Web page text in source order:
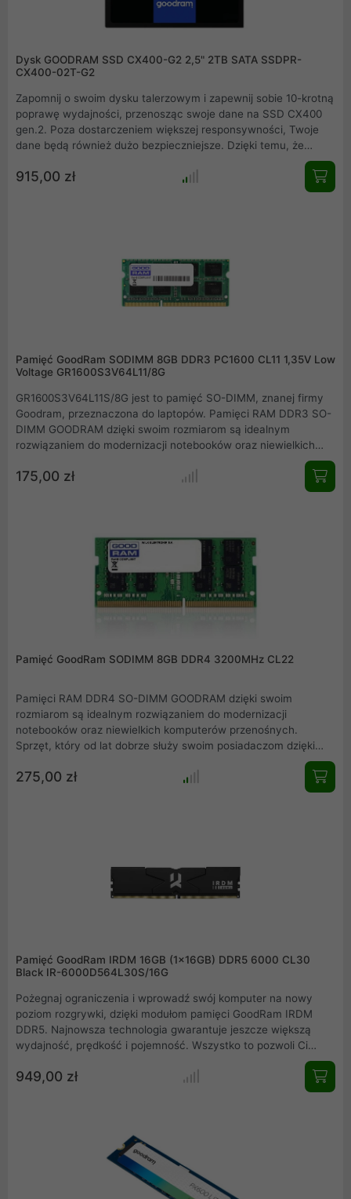
Dysk GOODRAM SSD CX400-G2 2,5" 2TB SATA SSDPR-
CX400-02T-G2
Zapomnij o swoim dysku talerzowym i zapewnij sobie 10-krotną
poprawę wydajności, przenosząc swoje dane na SSD CX400
gen.2. Poza dostarczeniem większej responsywności, Twoje
dane będą również dużo bezpieczniejsze. Dzięki temu, że
zdecydowanie wytrzymalszy na wstrząsy i uderzenia niż dysk
915,00 zł
Pamięć GoodRam SODIMM 8GB DDR3 PC1600 CL11 1,35V Low
Voltage GR1600S3V64L11/8G
GR1600S3V64L11S/8G jest to pamięć SO-DIMM, znanej firmy
Goodram, przeznaczona do laptopów. Pamięci RAM DDR3 SO-
DIMM GOODRAM dzięki swoim rozmiarom są idealnym
rozwiązaniem do modernizacji notebooków oraz niewielkich
komputerów przenośnych. Sprzęt, który od lat dobrze służy
swoim posiadaczom dzięki rozszerzeniu o nowe pamięci SO-
175,00 zł
Pamięć GoodRam SODIMM 8GB DDR4 3200MHz CL22
Pamięci RAM DDR4 SO-DIMM GOODRAM dzięki swoim
rozmiarom są idealnym rozwiązaniem do modernizacji
notebooków oraz niewielkich komputerów przenośnych.
Sprzęt, który od lat dobrze służy swoim posiadaczom dzięki
rozszerzeniu o nowe pamięci SO-DIMM marki GOODRAM zyska
zupełnie nowe możliwości. Całkowita pojemność to 8 GB.
275,00 zł
Pamięć GoodRam IRDM 16GB (1x16GB) DDR5 6000 CL30
Black IR-6000D564L30S/16G
Pożegnaj ograniczenia i wprowadź swój komputer na nowy
poziom rozgrywki, dzięki modułom pamięci GoodRam IRDM
DDR5. Najnowsza technologia gwarantuje jeszcze większą
wydajność, prędkość i pojemność. Wszystko to pozwoli Ci
kompatybilnych ze standardem DDR5. Dołącz do grona
949,00 zł